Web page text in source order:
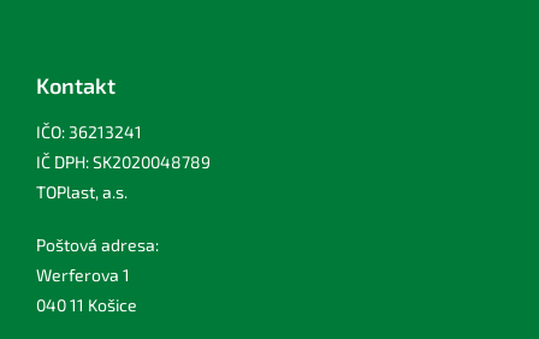
Kontakt
IČO: 36213241
IČ DPH: SK2020048789
TOPlast, a.s.
Poštová adresa:
Werferova 1
040 11 Košice